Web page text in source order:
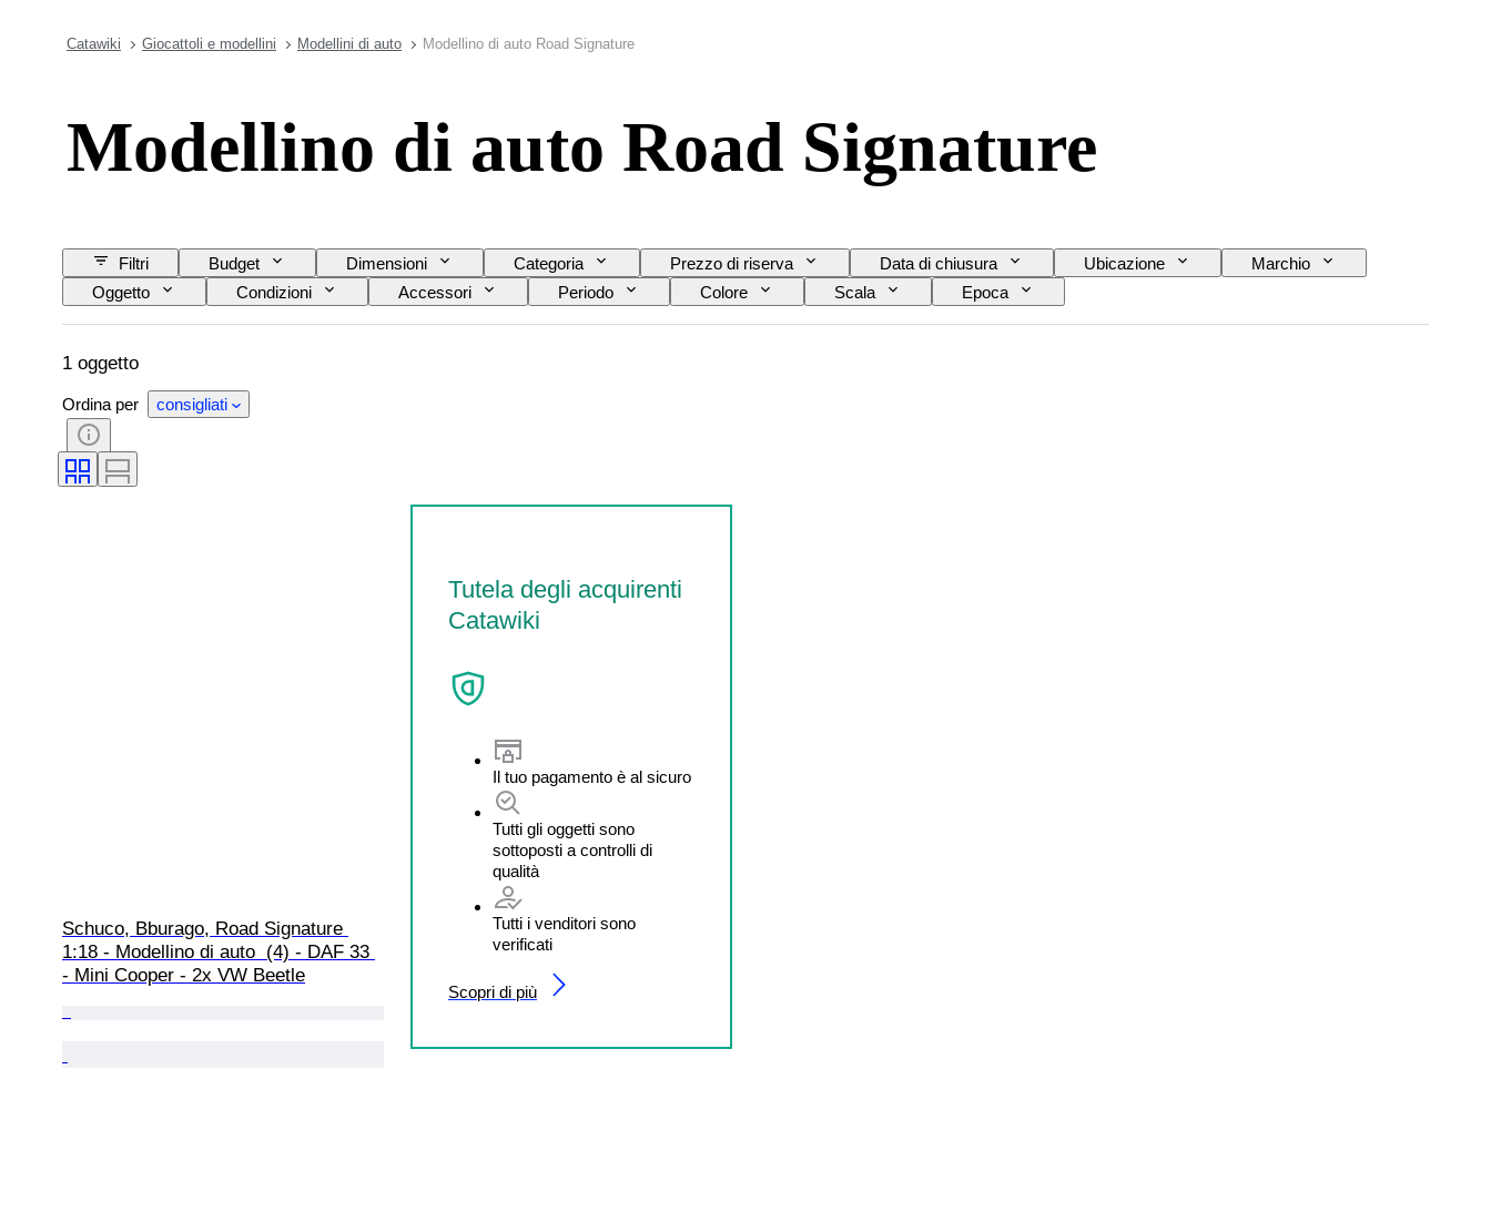
Catawiki Giocattoli e modellini Modellini di auto Modellino di auto Road Signature
Modellino di auto Road Signature
Filtri Budget Dimensioni Categoria Prezzo di riserva Data di chiusura Ubicazione
Marchio
Oggetto
Condizioni Accessori Periodo Colore Scala Epoca
1 oggetto
Ordina per consigliati
Schuco, Bburago, Road Signature
1:18 - Modellino di auto  (4) - DAF 33
- Mini Cooper - 2x VW Beetle
Tutela degli acquirenti
Catawiki
Il tuo pagamento è al sicuro
Tutti gli oggetti sono
sottoposti a controlli di
qualità
Tutti i venditori sono
verificati
Scopri di più